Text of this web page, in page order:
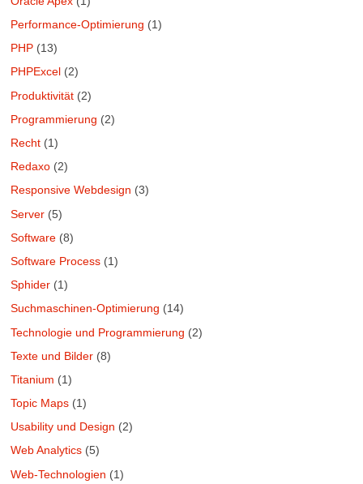
Performance-Optimierung (1)
PHP (13)
PHPExcel (2)
Produktivität (2)
Programmierung (2)
Recht (1)
Redaxo (2)
Responsive Webdesign (3)
Server (5)
Software (8)
Software Process (1)
Sphider (1)
Suchmaschinen-Optimierung (14)
Technologie und Programmierung (2)
Texte und Bilder (8)
Titanium (1)
Topic Maps (1)
Usability und Design (2)
Web Analytics (5)
Web-Technologien (1)